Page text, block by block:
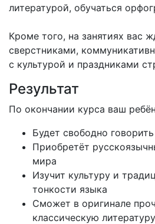
литературой, обучаться
Кроме того, на занятиях вас
сверстниками,
с культурой и праздниками
Результат
По окончании курса ваш
Будет свободно
Приобретёт
мира
Изучит культуру и
тонкости языка
Сможет в оригинале
классическую